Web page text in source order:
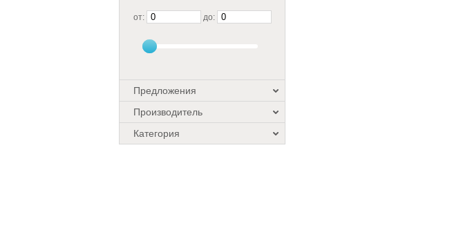
от: до:
Предложения
Производитель
Категория